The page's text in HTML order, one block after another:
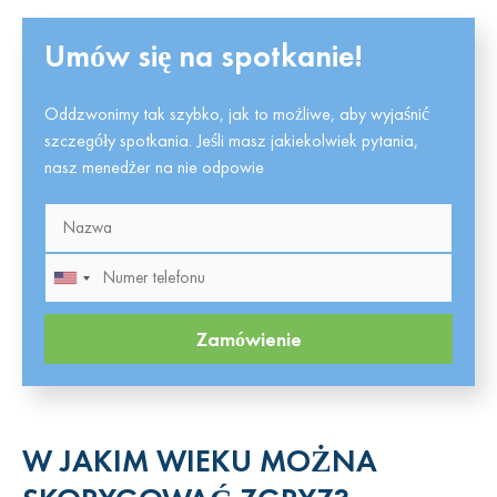
Konsekwencje wad zgryzu.
Oprócz względów estetycznych mających na celu
zharmonizowanie wyglądu, zaleca się korygowanie wad zgryzu
w celu zapobiegania wielu możliwym zaburzeniom
wczesnego zużycia szkliwa i próchnicy.
Mogą występować problemy szczękowo-twarzowe:
nieprawidłowe ułożenie twarzy, klikanie podczas żucia i
otwierania ust. Ciągłe niedostateczne żucie pokarmu, głównie
Umów się na spotkanie!
Oddzwonimy tak szybko, jak to możliwe, aby wyjaśnić
szczegóły spotkania. Jeśli masz jakiekolwiek pytania,
nasz menedżer na nie odpowie
Zamówienie
W JAKIM WIEKU MOŻNA